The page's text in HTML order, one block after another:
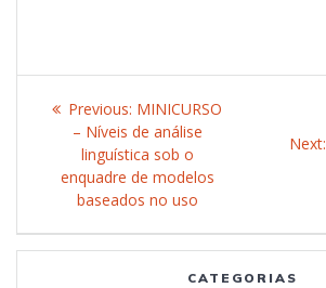
Post
navigation
Previous: Previous
post:
MINICURSO
– Níveis de análise
linguística sob o
enquadre de modelos
baseados no uso
Next:
CATEGORIAS